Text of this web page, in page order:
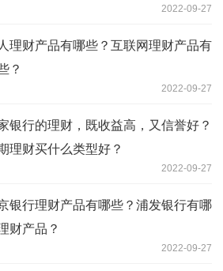
2022-09-27
理财产品有哪些？互联网理财产品有
？
2022-09-27
银行的理财，既收益高，又信誉好？
理财买什么类型好？
2022-09-27
银行理财产品有哪些？浦发银行有哪
财产品？
2022-09-27